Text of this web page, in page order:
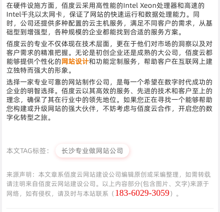
在硬件设施方面，佰度云采用高性能的Intel Xeon处理器和高速的
Intel千兆以太网卡，保证了网站的快速运行和数据处理能力。同
时，公司还提供多种配置的云主机服务，满足不同客户的需求，从基
础型到增强型，各种规模的企业都能找到合适的服务方案。
佰度云的专业不仅体现在技术层面，更在于他们对市场的洞察以及对
客户需求的精准把握。无论是初创企业还是成熟的大公司，佰度云都
能够提供个性化的网站设计和功能定制服务，帮助客户在互联网上建
立独特而强大的形象。
选择一家专业可靠的网站制作公司，是每一个希望在数字时代成功的
企业的明智选择。佰度云以其高效的服务、先进的技术和客户至上的
理念，确保了其在行业中的领先地位。如果您正在寻找一个能够帮助
您构建或升级网站的强大伙伴，不妨考虑与佰度云合作，开启您的数
字化转型之旅。
本文TAG标签： 长沙专业做网站公司
来源声明：本文章系佰度云网站建设公司编辑原创或采编整理，如需转载
请注明来自佰度云网站建设公司。以上内容部分(包含图片、文字)来源于
网络，如有侵权，请及时与本站联系（ 183-6029-3059）。